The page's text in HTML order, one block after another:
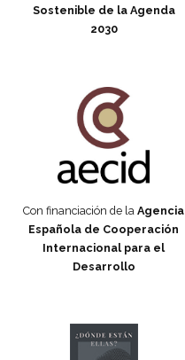
Sostenible de la Agenda
2030
Con financiación de la Agencia
Española de Cooperación
Internacional para el
Desarrollo